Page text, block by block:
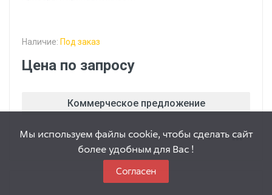
Наличие: Под заказ
Цена по запросу
Коммерческое предложение
Мы используем файлы cookie, чтобы сделать сайт
более удобным для Вас !
Согласен